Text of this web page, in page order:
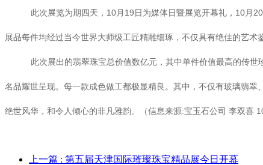
此次展览为期四天，10月19日为媒体日暨展览开幕礼，10月
展品每件均经过当今世界大师级工匠精雕细琢，不仅具有绝佳的艺术
此次展出的翡翠珠宝总价值数亿元，其中单件价值最高的传
名品耀世呈现。每一款成色做工都极显精良。其中，不仅有玻璃翡
绝世风华，和令人倾心的非凡雅韵。（信息来源:宝玉石公司 李双喜
上一篇 : 第五届天津国际璀璨珠宝精品展今日开幕